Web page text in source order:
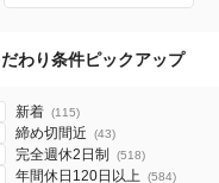
わり条件ピックアップ
新着 (115)
締め切間近 (43)
完全週休2日制 (518)
年間休日120日以上 (584)